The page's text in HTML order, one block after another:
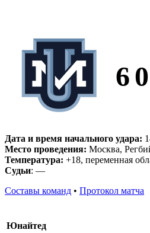
60
Дата и время начального удара:
Место проведения: Москва,
Температура: +18, переменная
Судьи: —
Составы команд • Протокол матча
Юнайтед